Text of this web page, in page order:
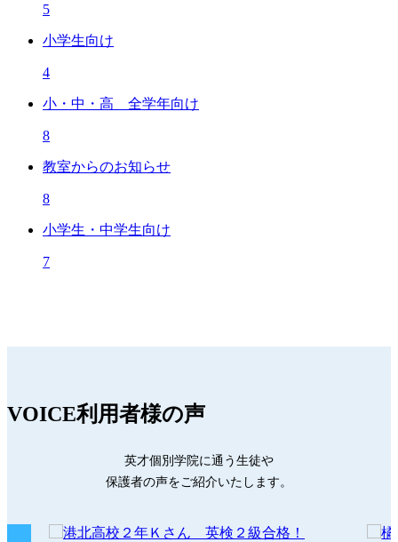
5
小学生向け
4
小・中・高 全学年向け
8
教室からのお知らせ
8
小学生・中学生向け
7
VOICE利用者様の声
英才個別学院に通う生徒や
保護者の声をご紹介いたします。